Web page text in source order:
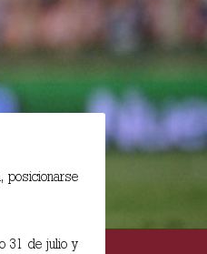
posicionarse
31 de julio y